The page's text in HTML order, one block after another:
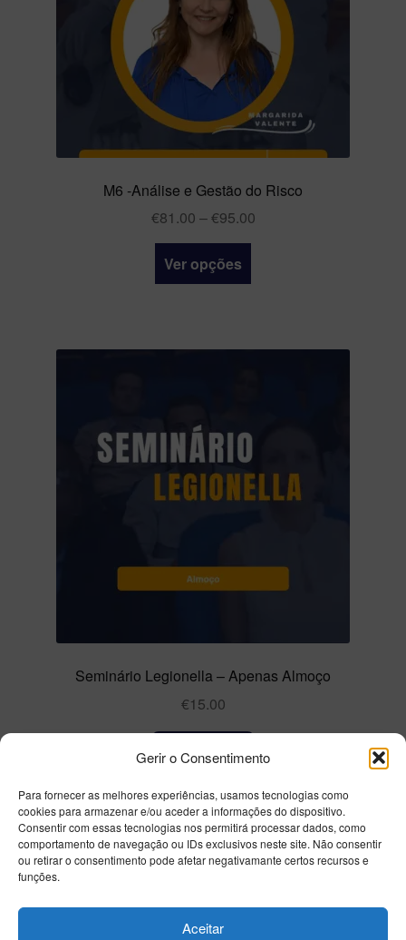
Gerir o Consentimento
Para fornecer as melhores experiências, usamos tecnologias como
cookies para armazenar e/ou aceder a informações do dispositivo.
Consentir com essas tecnologias nos permitirá processar dados, como
comportamento de navegação ou IDs exclusivos neste site. Não consentir
ou retirar o consentimento pode afetar negativamante certos recursos e
funções.
Aceitar
M6 -Análise e Gestão do Risco
€81.00 –€95.00
Ver opções
Seminário Legionella – Apenas Almoço
€15.00
Adicionar